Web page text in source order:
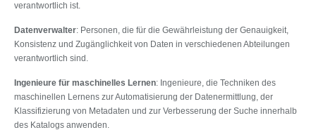
verantwortlich ist.
Datenverwalter: Personen, die für die Gewährleistung der Genauigkeit,
Konsistenz und Zugänglichkeit von Daten in verschiedenen Abteilungen
verantwortlich sind.
Ingenieure für maschinelles Lernen: Ingenieure, die Techniken des
maschinellen Lernens zur Automatisierung der Datenermittlung, der
Klassifizierung von Metadaten und zur Verbesserung der Suche innerhalb
des Katalogs anwenden.